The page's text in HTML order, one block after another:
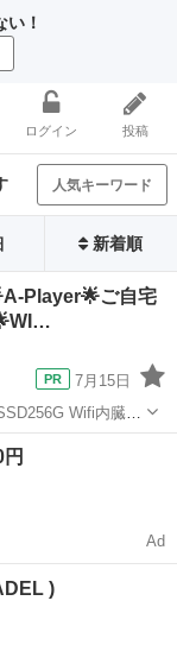
！
ログイン 投稿
人気キーワード
新着順
Player🌟ご自宅
7月15日
SSD
Ad
)